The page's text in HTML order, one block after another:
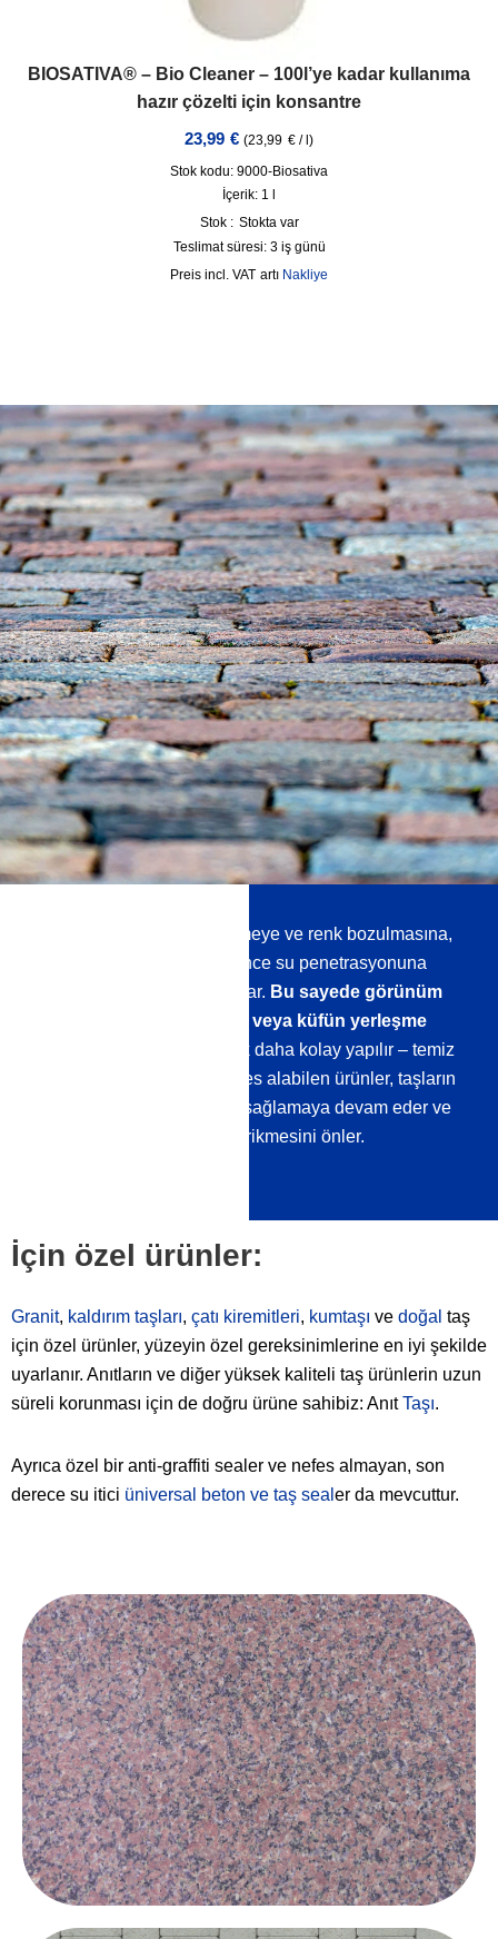
BIOSATIVA® – Bio Cleaner – 100l’ye kadar kullanıma
hazır çözelti için konsantre
23,99 € (23,99 € /l)
Stok kodu: 9000-Biosativa
İçerik: 1
Stok : Stokta var
Teslimat süresi: 3 iş günü
incl. VAT artı Nakliye
Kürlendikten sonra, kirlenmeye ve renk bozulmasına,
aşınmaya ve her şeyden önce su penetrasyonuna
karşı optimum koruma sağlar. Bu sayede görünüm
korunur ve yosun, yosun veya küfün yerleşme
Temizlik çok daha kolay yapılır – temiz
su genellikle yeterlidir. Nefes alabilen ürünler, taşların
doğal nem düzenlemesini sağlamaya devam eder ve
böylece yükselen nemin birikmesini önler.
İçin özel ürünler:
Granit, kaldırım taşları, çatı kiremitleri, kumtaşı ve doğal taş
için özel ürünler, yüzeyin özel gereksinimlerine en iyi şekilde
uyarlanır. Anıtların ve diğer yüksek kaliteli taş ürünlerin uzun
süreli korunması için de doğru ürüne sahibiz: AnıtTaşı.
Ayrıca özel bir anti-graffiti sealer ve nefes almayan, son
derece su itici üniversal beton ve taş seal er da mevcuttur.